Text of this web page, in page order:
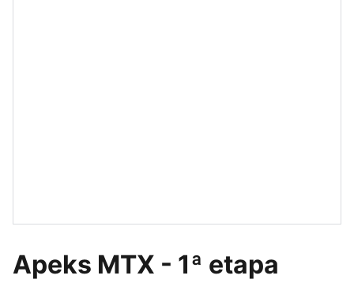
Apeks MTX - 1ª etapa